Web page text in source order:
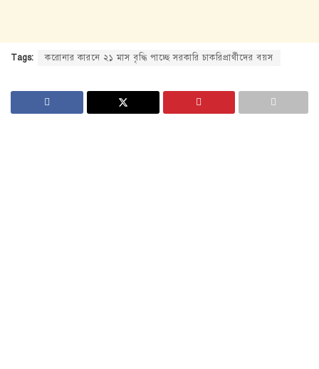
Tags: করোনার কারনে ২১ মাস বৃদ্ধি পাচ্ছে সরকারি চাকরিপ্রার্থীদের বয়স